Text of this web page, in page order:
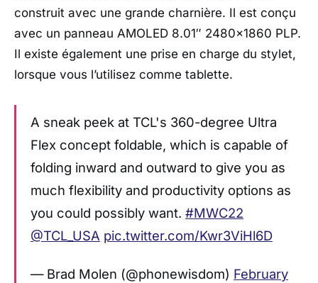
construit avec une grande charnière. Il est conçu
avec un panneau AMOLED 8.01″ 2480×1860 PLP.
Il existe également une prise en charge du stylet,
lorsque vous l’utilisez comme tablette.
A sneak peek at TCL's 360-degree Ultra
Flex concept foldable, which is capable of
folding inward and outward to give you as
much flexibility and productivity options as
you could possibly want. #MWC22
@TCL_USA pic.twitter.com/Kwr3ViHl6D
— Brad Molen (@phonewisdom) February